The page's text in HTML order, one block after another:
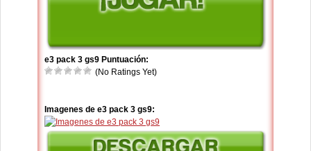
e3 pack 3 gs9 Puntuación:
(No Ratings Yet)
Imagenes de e3 pack 3 gs9: